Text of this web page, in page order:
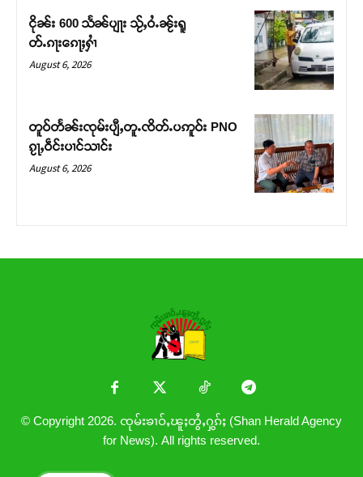
တႃႇႁႂ်ႈသဵင်ၵၢင်ၸႂ်ၵူၼ်းမိူင်း ၵူႈတီႈၵူႈလႅၼ်ပေႃးတေၸွ
တ်ႇ တူဝ်ႈလုမ်ႈၾႃႉၼၼ်ႉ ၶဝ်ႈႁူမ်ႈၵမ်ႉထႅမ် ၸုမ်းၶၢ
ဝ်ႇၽူႈတွႆႇႁွၵ်ႈ လႆႈယူႇၶႃႈဢေႃႈ။
ငိုၼ်း 600 သႅၼ်ပျႃး သႂ်ႇဝႆႉၼႂ်းရူ
တ်ႉၵႃးၵေႃႈႁၢႆ
August 6, 2026
တူဝ်တႅၼ်းၸုမ်းပျီႇတူႉၸိတ်ႉပဢူဝ်း PNO
ၵႂႃႇဝဵင်းပၢင်သၢင်း
August 6, 2026
© Copyright 2026. ၸုမ်းၶၢဝ်ႇၽူႈတွႆႇႁွၵ်ႈ (Shan Herald Agency
for News). All rights reserved.